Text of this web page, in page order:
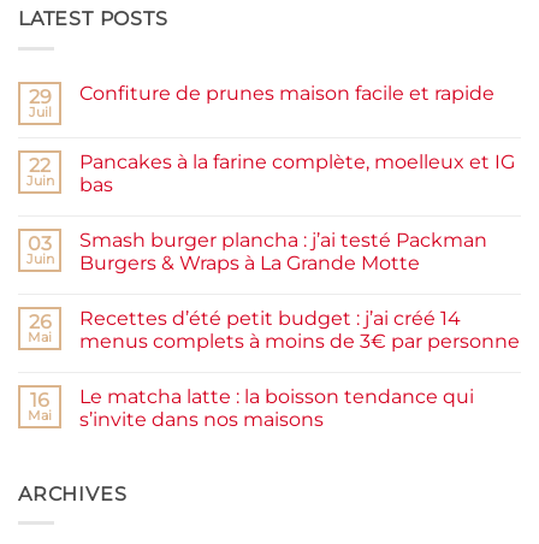
LATEST POSTS
29
Juil
Confiture de prunes maison facile et rapide
Confiture
de
prunes
et
rapide
22
Juin
Pancakes à la farine complète, moelleux et IG
bas
sur
Pancakes
à
complète,
et
03
Juin
Smash burger plancha : j’ai testé Packman
Burgers & Wraps à La Grande Motte
sur
burger
testé
Packman
Burgers &
Grande
Motte
26
Mai
Recettes d’été petit budget : j’ai créé 14
menus complets à moins de 3€ par personne
sur
Recettes
d’été
j’ai
créé
16
Mai
Le matcha latte : la boisson tendance qui
s’invite dans nos maisons
Le
matcha
ARCHIVES